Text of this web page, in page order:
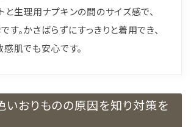
と生理用ナプキンの間のサイズ感で、
す。かさばらずにすっきりと着用でき、
感肌でも安心です。
いおりものの原因を知り対策を